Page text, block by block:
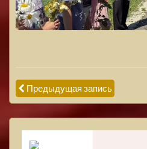
Предыдущая запись